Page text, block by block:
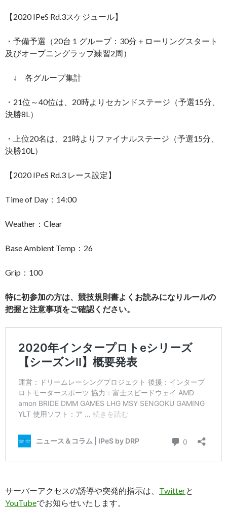
【2020 IPeS Rd.3スケジュール】
・予備予選（20台１グループ：30分＋ローリングスタート
及びオープニングラップ練習2周）
↓ 各グループ集計
・21位～40位は、20時よりセカンドステージ（予選15分、
決勝8L）
・上位20名は、21時よりファイナルステージ（予選15分、
決勝10L）
【2020 IPeS Rd.3 レース設定】
Time of Day：14:00
Weather：Clear
Base Ambient Temp：26
Grip：100
特に初参加の方は、競技規則書よくお読みになりルールの
把握と注意事項をご確認ください。
サーバーアクセスの誘導や突発的指示は、 Twitterと
YouTubeでお知らせいたします。